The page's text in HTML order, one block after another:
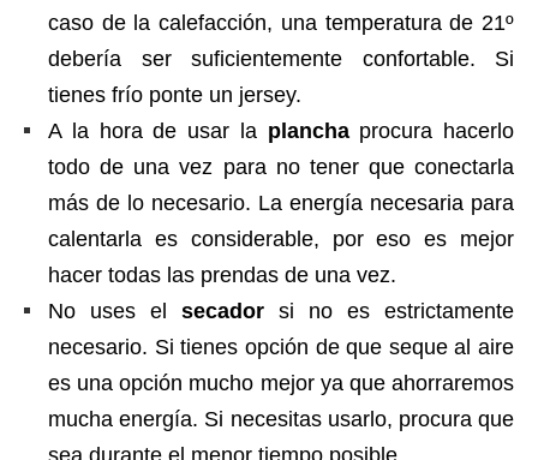
caso de la calefacción, una temperatura de 21º
debería ser suficientemente confortable. Si
tienes frío ponte un jersey.
A la hora de usar la planchaprocura hacerlo
todo de una vez para no tener que conectarla
más de lo necesario. La energía necesaria para
calentarla es considerable, por eso es mejor
hacer todas las prendas de una vez.
No uses el secador si no es estrictamente
necesario. Si tienes opción de que seque al aire
es una opción mucho mejor ya que ahorraremos
mucha energía. Si necesitas usarlo, procura que